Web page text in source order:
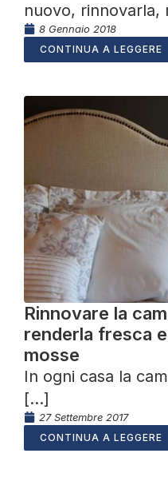
nuovo, rinnovarla,
8 Gennaio 2018
CONTINUA A LEGGERE
Rinnovare la
renderla fresca
mosse
In ogni casa la
[...]
27 Settembre 2017
CONTINUA A LEGGERE